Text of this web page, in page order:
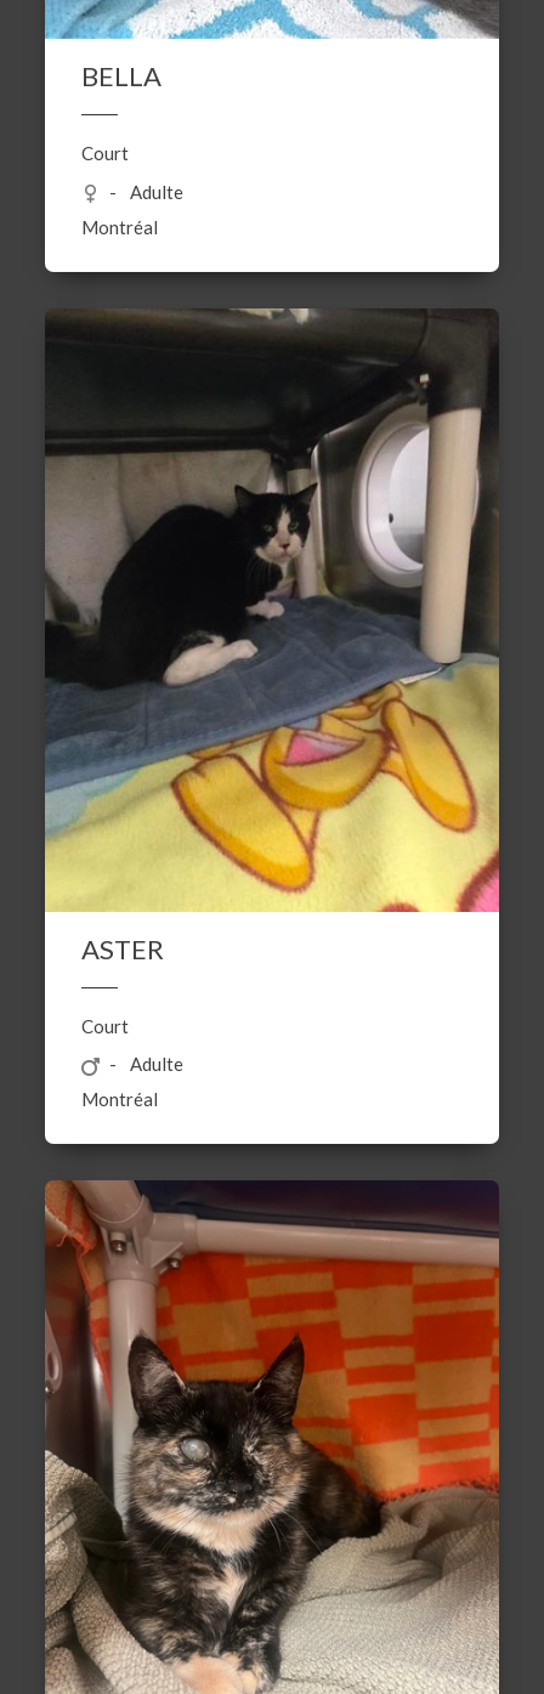
BELLA
Court
Adulte
Montréal
ASTER
Court
Adulte
Montréal